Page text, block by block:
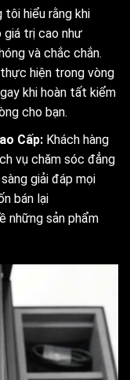
tôi hiểu rằng khi
giá trị cao như
và chắc chắn.
hiện trong vòng
khi hoàn tất kiểm
cho bạn.
Cấp:Khách hàng
vụ chăm sóc đẳng
giải đáp mọi
bán lại
những sản phẩm